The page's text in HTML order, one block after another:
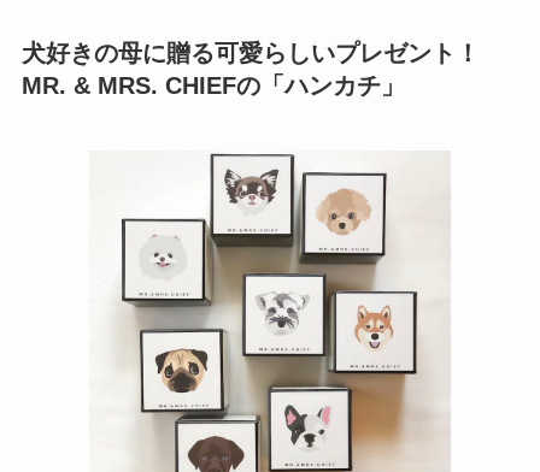
犬好きの母に贈る可愛らしいプレゼント！
MR. & MRS. CHIEFの「ハンカチ」